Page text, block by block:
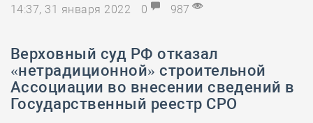
14:37, 31 января 2022
0 987
Верховный суд РФ отказал
«нетрадиционной» строительной
Ассоциации во внесении сведений в
Государственный реестр СРО